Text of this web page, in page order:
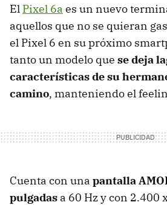
El Pixel 6a es un nuevo
aquellos que no se quieran
el Pixel 6 en su próximo
tanto un modelo que se deja
características de su
camino, manteniendo el
Cuenta con una pantalla
pulgadas a 60 Hz y con 2.400